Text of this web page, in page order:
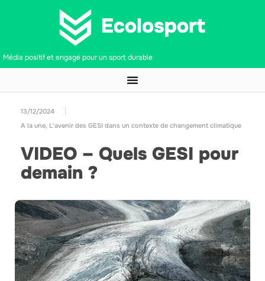
Média positif et engagé pour un sport durable
13/12/2024
A la une, L'avenir des GESI dans un contexte de changement climatique
VIDEO – Quels GESI pour
demain ?